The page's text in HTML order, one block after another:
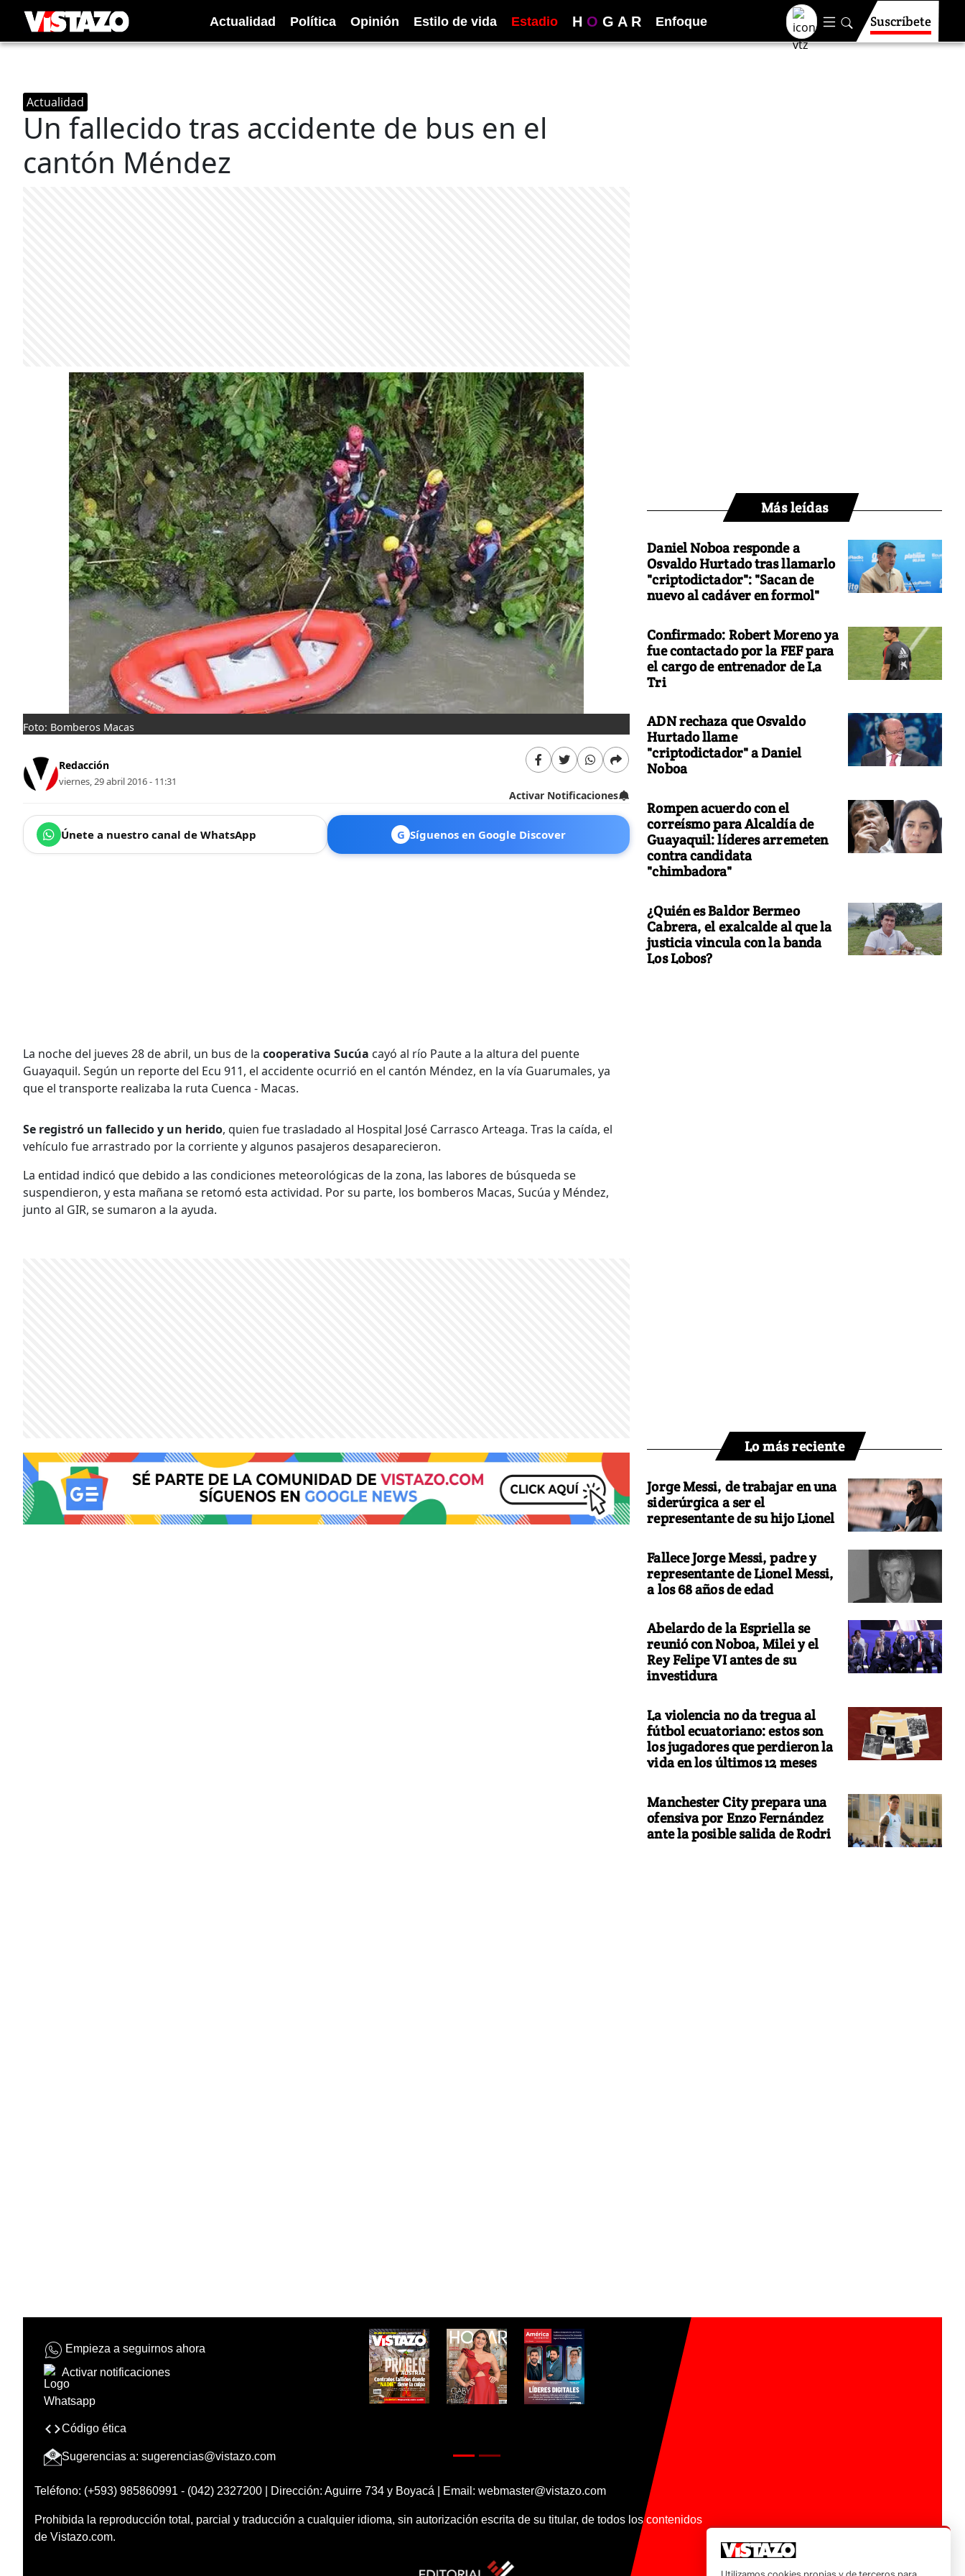
Actualidad Política Opinión Estilo de vida Estadio H O G A R Enfoque Suscríbete
Actualidad
Un fallecido tras accidente de bus en el
cantón Méndez
Foto: Bomberos Macas
Redacción
viernes, 29 abril 2016 - 11:31
Activar Notificaciones
Únete a nuestro canal de WhatsApp G Síguenos en Google Discover
La noche del jueves 28 de abril, un bus de la cooperativa Sucúa cayó al río Paute a la altura del puente
Guayaquil. Según un reporte del Ecu 911, el accidente ocurrió en el cantón Méndez, en la vía Guarumales, ya
que el transporte realizaba la ruta Cuenca - Macas.
Se registró un fallecido y un herido, quien fue trasladado al Hospital José Carrasco Arteaga. Tras la caída, el
vehículo fue arrastrado por la corriente y algunos pasajeros desaparecieron.
La entidad indicó que debido a las condiciones meteorológicas de la zona, las labores de búsqueda se
suspendieron, y esta mañana se retomó esta actividad. Por su parte, los bomberos Macas, Sucúa y Méndez,
junto al GIR, se sumaron a la ayuda.
Más leídas
Daniel Noboa responde a
Osvaldo Hurtado tras llamarlo
"criptodictador": "Sacan de
nuevo al cadáver en formol"
Confirmado: Robert Moreno ya
fue contactado por la FEF para
el cargo de entrenador de La
Tri
ADN rechaza que Osvaldo
Hurtado llame
"criptodictador" a Daniel
Noboa
Rompen acuerdo con el
correísmo para Alcaldía de
Guayaquil: líderes arremeten
contra candidata
"chimbadora"
¿Quién es Baldor Bermeo
Cabrera, el exalcalde al que la
justicia vincula con la banda
Los Lobos?
Lo más reciente
Jorge Messi, de trabajar en una
siderúrgica a ser el
representante de su hijo Lionel
Fallece Jorge Messi, padre y
representante de Lionel Messi,
a los 68 años de edad
Abelardo de la Espriella se
reunió con Noboa, Milei y el
Rey Felipe VI antes de su
investidura
La violencia no da tregua al
fútbol ecuatoriano: estos son
los jugadores que perdieron la
vida en los últimos 12 meses
Manchester City prepara una
ofensiva por Enzo Fernández
ante la posible salida de Rodri
Empieza a seguirnos ahora
Activar notificaciones
Código ética
Sugerencias a: sugerencias@vistazo.com
Teléfono: (+593) 985860991 - (042) 2327200 | Dirección: Aguirre 734 y Boyacá | Email: webmaster@vistazo.com
Prohibida la reproducción total, parcial y traducción a cualquier idioma, sin autorización escrita de su titular, de todos los contenidos
de Vistazo.com.